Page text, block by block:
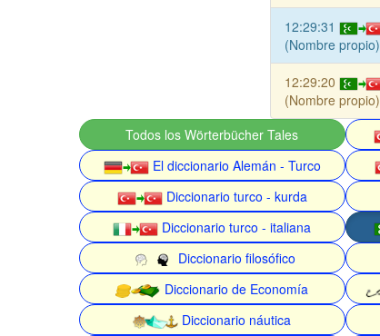
12:29:31
(Nombre propio)
12:29:20
(Nombre propio)
Todos los Wörterbücher Tales
El diccionario Alemán - Turco
Diccionario turco - kurda
Diccionario turco - italiana
Diccionario filosófico
Diccionario de Economía
Diccionario náutica